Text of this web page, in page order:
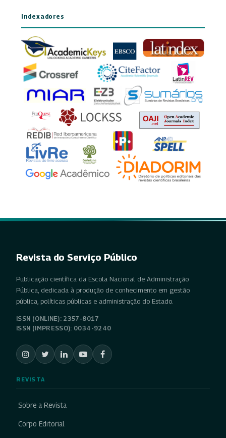
Indexadores
Revista do Serviço Público
Publicação científica da Escola Nacional de Administração
Pública, dedicada à produção de conhecimento em gestão
pública, políticas públicas e administração do Estado.
ISSN (ONLINE): 2357-8017
ISSN (IMPRESSO): 0034-9240
REVISTA
Sobre a Revista
Corpo Editorial